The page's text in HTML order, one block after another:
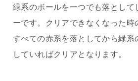
緑系のボールを一つでも落として
ーです。クリアできなくなった時
すべての赤系を落としてから緑系
していればクリアとなります。